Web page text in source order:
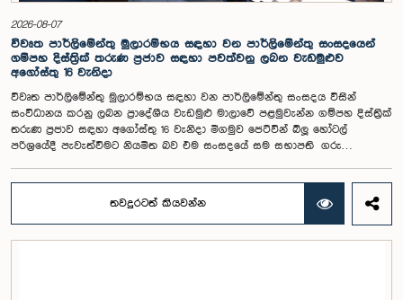
සභාව තීරණය කළේය.මෙම රැස්වීමට කාරක සභා සාමාජික ගරු අමාත්‍ය
ආචාර්ය උපාලි පන්නිලගේ මහතා සහ ගරු පාර්ලිමේන්තු මන්ත්‍රීවරුන් වන රවී
කරුණානායක, රුවන්තිලක ජයකොඩි සහ කදිරවේලු ෂන්මුගම් කුගදාසන් යන
මහත්වරු සහභාගී වූහ.
2026-08-07
විවෘත පාර්ලිමේන්තු මුලාරම්භය සඳහා වන පාර්ලිමේන්තු සංසදයෙන්
ගම්පහ දිස්ත්‍රික් තරුණ ප්‍රජාව සඳහා පවත්වනු ලබන වැඩමුළුව
අගෝස්තු 16 වැනිදා
විවෘත පාර්ලිමේන්තු මුලාරම්භය සඳහා වන පාර්ලිමේන්තු සංසදය විසින්
සංවිධානය කරනු ලබන ප්‍රාදේශීය වැඩමුළු මාලාවේ පළමුවැන්න ගම්පහ දිස්ත්‍රික්
තරුණ ප්‍රජාව සඳහා අගෝස්තු 16 වැනිදා මීගමුව ජෙට්වින් බ්ලූ හෝටල්
පරිශ්‍රයේදී පැවැත්වීමට නියමිත බව එම සංසදයේ සම සභාපති ගරු
සහභාගීත්වයෙන් විවෘත පාර්ලිමේන්තු සංකල්පය තවදුරටත් ප්‍රවර්ධනය කිරීමේ
අරමුණින් මෙම වැඩමුළු මාලාව සංවිධානය කෙරෙන අතර සංසදයේ සාමාජික
මන්ත්‍රීවරු මෙන්ම ගම්පහ දිස්ත්‍රික් පාර්ලිමේන්තු මන්ත්‍රීවරුන් ද මෙම අවස්ථාවට
තවදුරටත් කියවන්න